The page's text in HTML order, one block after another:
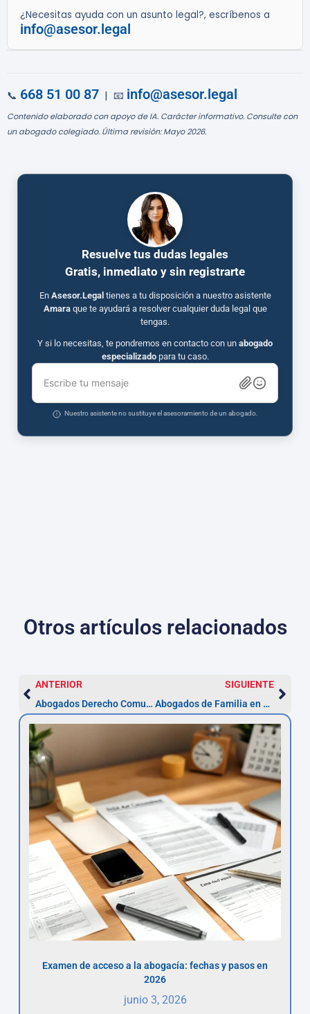
¿Necesitas ayuda con un asunto legal?, escríbenos a
info@asesor.legal
📞 668 51 00 87 | 📧 info@asesor.legal
Contenido elaborado con apoyo de IA. Carácter informativo. Consulte con
un abogado colegiado. Última revisión: Mayo 2026.
Resuelve tus dudas legales
Gratis, inmediato y sin registrarte
En Asesor.Legal tienes a tu disposición a nuestro asistente
Amaraque te ayudará a resolver cualquier duda legal que
tengas.
Y si lo necesitas, te pondremos en contacto con un abogado
especializadopara tu caso.
Escribe tu mensaje
Nuestro asistente no sustituye el asesoramiento de un abogado.
Otros artículos relacionados
ANTERIOR
Abogados Derecho Comunitario en L’Hospitalet (2026)
SIGUIENTE
Abogados de Familia en L’Hospitalet de Llobregat
Examen de acceso a la abogacía: fechas y pasos en
2026
junio 3, 2026